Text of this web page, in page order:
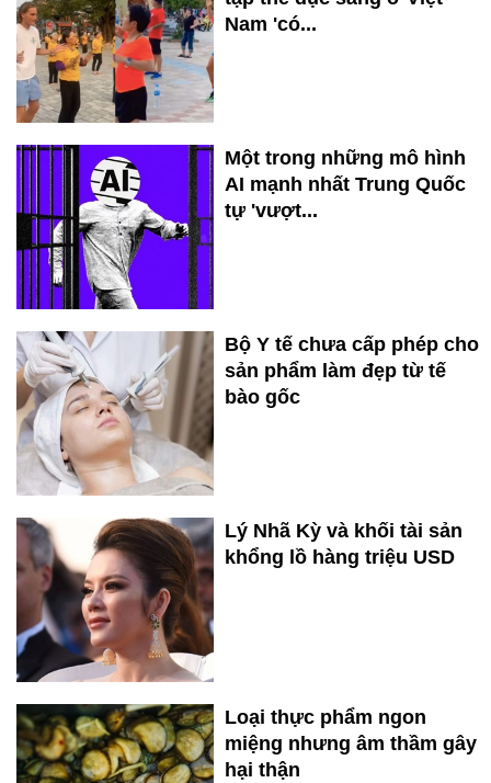
Nam 'có...
Một trong những mô hình
AI mạnh nhất Trung Quốc
tự 'vượt...
Bộ Y tế chưa cấp phép cho
sản phẩm làm đẹp từ tế
bào gốc
Lý Nhã Kỳ và khối tài sản
khổng lồ hàng triệu USD
Loại thực phẩm ngon
miệng nhưng âm thầm gây
hại thận